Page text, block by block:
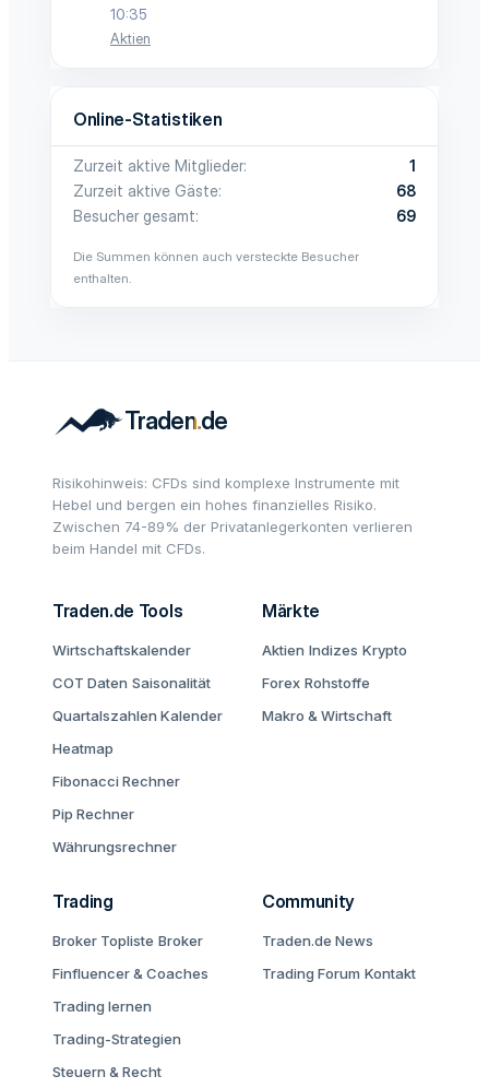
10:35
Aktien
Online-Statistiken
Zurzeit aktive Mitglieder
1
Zurzeit aktive Gäste
68
Besucher gesamt
69
Die Summen können auch versteckte Besucher
enthalten.
Risikohinweis: CFDs sind komplexe Instrumente mit
Hebel und bergen ein hohes finanzielles Risiko.
Zwischen 74-89% der Privatanlegerkonten verlieren
beim Handel mit CFDs.
Traden.de Tools
Wirtschaftskalender
COT Daten Saisonalität
Quartalszahlen Kalender
Heatmap
Fibonacci Rechner
Pip Rechner
Währungsrechner
Märkte
Aktien Indizes Krypto
Forex Rohstoffe
Makro & Wirtschaft
Trading
Broker Topliste Broker
Finfluencer & Coaches
Trading lernen
Trading-Strategien
Steuern & Recht
Community
Traden.de News
Trading Forum Kontakt